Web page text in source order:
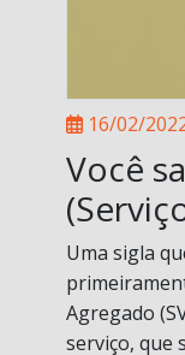
16/02/
Você
Uma sigla
Agregado
serviço, que